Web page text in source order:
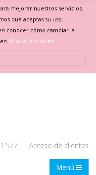
mejorar nuestros servicios.
que aceptas su uso.
conocer cómo cambiar la
All about cookies.
577 Acceso de clientes
Menú